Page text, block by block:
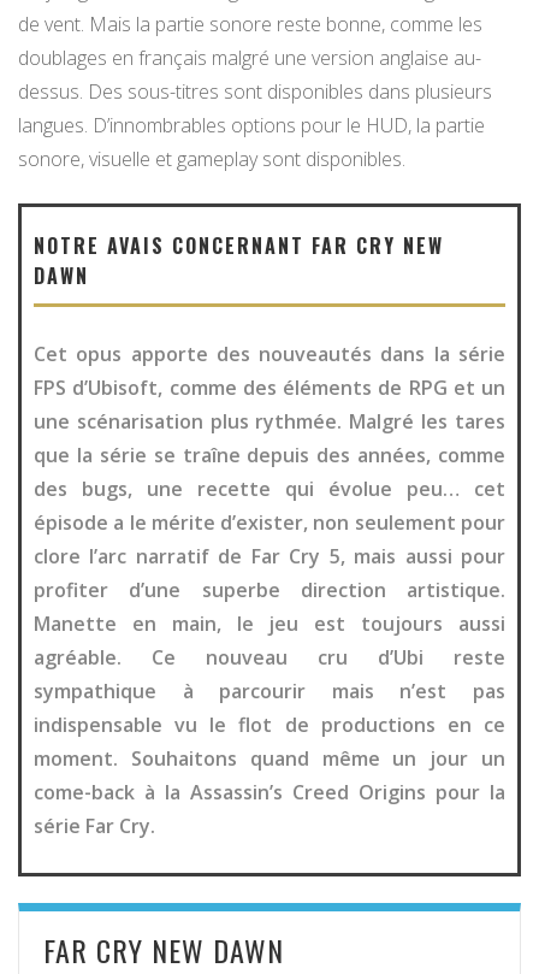
de vent. Mais la partie sonore reste bonne, comme les
doublages en français malgré une version anglaise au-
dessus. Des sous-titres sont disponibles dans plusieurs
langues. D’innombrables options pour le HUD, la partie
sonore, visuelle et gameplay sont disponibles.
NOTRE AVAIS CONCERNANT FAR CRY NEW
DAWN
Cet opus apporte des nouveautés dans la série
FPS d’Ubisoft, comme des éléments de RPG et un
une scénarisation plus rythmée. Malgré les tares
que la série se traîne depuis des années, comme
des bugs, une recette qui évolue peu… cet
épisode a le mérite d’exister, non seulement pour
clore l’arc narratif de Far Cry 5, mais aussi pour
profiter d’une superbe direction artistique.
Manette en main, le jeu est toujours aussi
agréable. Ce nouveau cru d’Ubi reste
sympathique à parcourir mais n’est pas
indispensable vu le flot de productions en ce
moment. Souhaitons quand même un jour un
come-back à la Assassin’s Creed Origins pour la
série Far Cry.
FAR CRY NEW DAWN